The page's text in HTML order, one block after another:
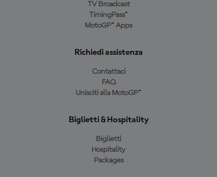
TV Broadcast
TimingPass™
MotoGP™ Apps
Richiedi assistenza
Contattaci
FAQ
Unisciti alla MotoGP™
Biglietti & Hospitality
Biglietti
Hospitality
Packages